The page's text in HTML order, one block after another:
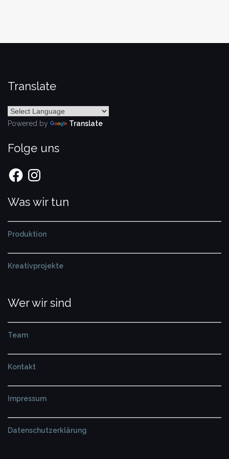
Translate
Powered by Translate
Folge uns
FacebookInstagram
Was wir tun
Produktion
Kreativprojekte
Wer wir sind
Team
Kontakt
Impressum
Datenschutzerklärung